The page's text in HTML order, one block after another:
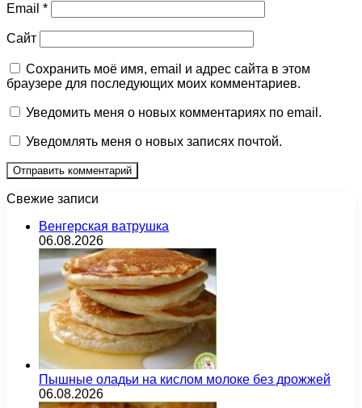
Email *
Сайт
Сохранить моё имя, email и адрес сайта в этом
браузере для последующих моих комментариев.
Уведомить меня о новых комментариях по email.
Уведомлять меня о новых записях почтой.
Свежие записи
Венгерская ватрушка
06.08.2026
Пышные оладьи на кислом молоке без дрожжей
06.08.2026